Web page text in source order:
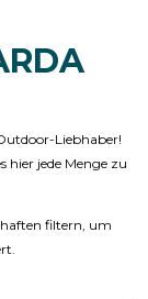
Liebhaber!
hier jede Menge zu
filtern, um